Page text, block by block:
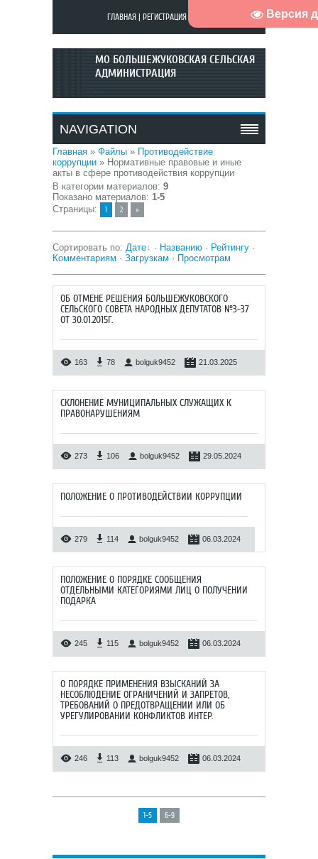
Версия
ГЛАВНАЯ РЕГИСТРАЦИЯ
МО БОЛЬШЕЖУКОВСКАЯ СЕЛЬСКАЯ
АДМИНИСТРАЦИЯ
NAVIGATION
Главная » Файлы » Противодействие
коррупции » Нормативные правовые и иные
акты в сфере противодействия коррупции
В категории материалов: 9
Показано материалов: 1-5
Страницы: 1 2 »
Сортировать по: Дате · Названию · Рейтингу ·
Комментариям · Загрузкам · Просмотрам
ОБ ОТМЕНЕ РЕШЕНИЯ БОЛЬШЕЖУКОВСКОГО
СЕЛЬСКОГО СОВЕТА НАРОДНЫХ ДЕПУТАТОВ №3-37
ОТ 30.01.2015Г.
163 78 bolguk9452 21.03.2025
СКЛОНЕНИЕ МУНИЦИПАЛЬНЫХ СЛУЖАЩИХ К
ПРАВОНАРУШЕНИЯМ
273 106 bolguk9452 29.05.2024
ПОЛОЖЕНИЕ О ПРОТИВОДЕЙСТВИИ КОРРУПЦИИ
279 114 bolguk9452 06.03.2024
ПОЛОЖЕНИЕ О ПОРЯДКЕ СООБЩЕНИЯ
ОТДЕЛЬНЫМИ КАТЕГОРИЯМИ ЛИЦ О ПОЛУЧЕНИИ
ПОДАРКА
245 115 bolguk9452 06.03.2024
О ПОРЯДКЕ ПРИМЕНЕНИЯ ВЗЫСКАНИЙ ЗА
НЕСОБЛЮДЕНИЕ ОГРАНИЧЕНИЙ И ЗАПРЕТОВ,
ТРЕБОВАНИЙ О ПРЕДОТВРАЩЕНИИ ИЛИ ОБ
УРЕГУЛИРОВАНИИ КОНФЛИКТОВ ИНТЕР.
246 113 bolguk9452 06.03.2024
1-5 6-9